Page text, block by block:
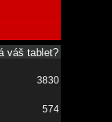
váš tablet?
3830
574